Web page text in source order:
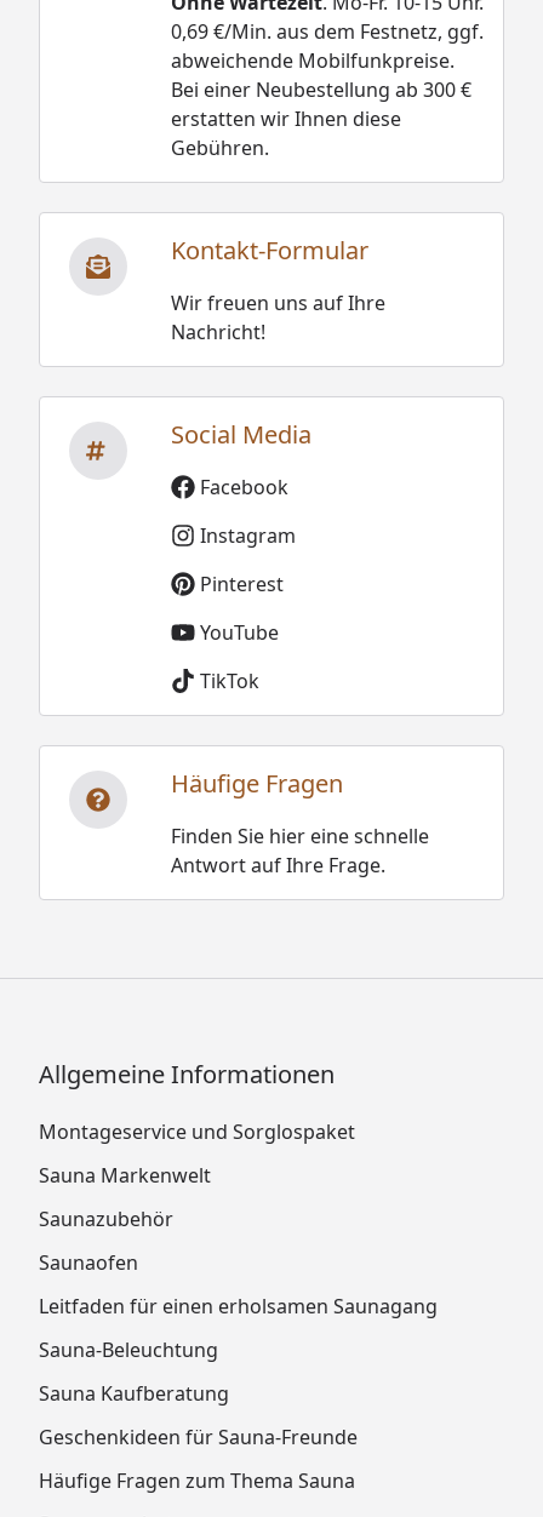
0,69 €/Min. aus dem Festnetz, ggf.
abweichende Mobilfunkpreise.
Bei einer Neubestellung ab 300 €
erstatten wir Ihnen diese
Gebühren.
Kontakt-Formular
Wir freuen uns auf Ihre
Nachricht!
Social Media
Facebook
Instagram
Pinterest
YouTube
TikTok
Häufige Fragen
Finden Sie hier eine schnelle
Antwort auf Ihre Frage.
Allgemeine Informationen
Montageservice und Sorglospaket
Sauna Markenwelt
Saunazubehör
Saunaofen
Leitfaden für einen erholsamen Saunagang
Sauna-Beleuchtung
Sauna Kaufberatung
Geschenkideen für Sauna-Freunde
Häufige Fragen zum Thema Sauna